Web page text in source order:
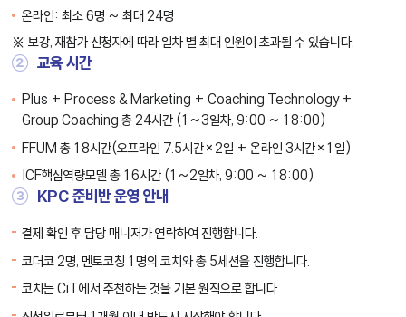
온라인: 최소 6명 ~ 최대 24명
보강, 재참가 신청자에 따라 일차 별 최대 인원이 초과될 수 있습니다.
② 교육 시간
Plus + Process & Marketing + Coaching Technology +
Group Coaching 총 24시간 (1~3일차, 9:00 ~ 18:00)
FFUM 총 18시간(오프라인 7.5시간×2일 + 온라인 3시간×1일)
ICF핵심역량모델 총 16시간 (1~2일차, 9:00 ~ 18:00)
③ KPC 준비반 운영 안내
결제 확인 후 담당 매니저가 연락하여 진행합니다.
코더코 2명, 멘토코칭 1명의 코치와 총 5세션을 진행합니다.
코치는 CiT에서 추천하는 것을 기본 원칙으로 합니다.